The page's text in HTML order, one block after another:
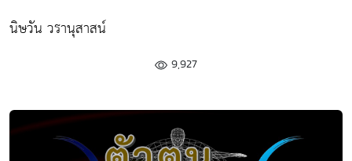
นิษวัน วรานุสาสน์
9,927